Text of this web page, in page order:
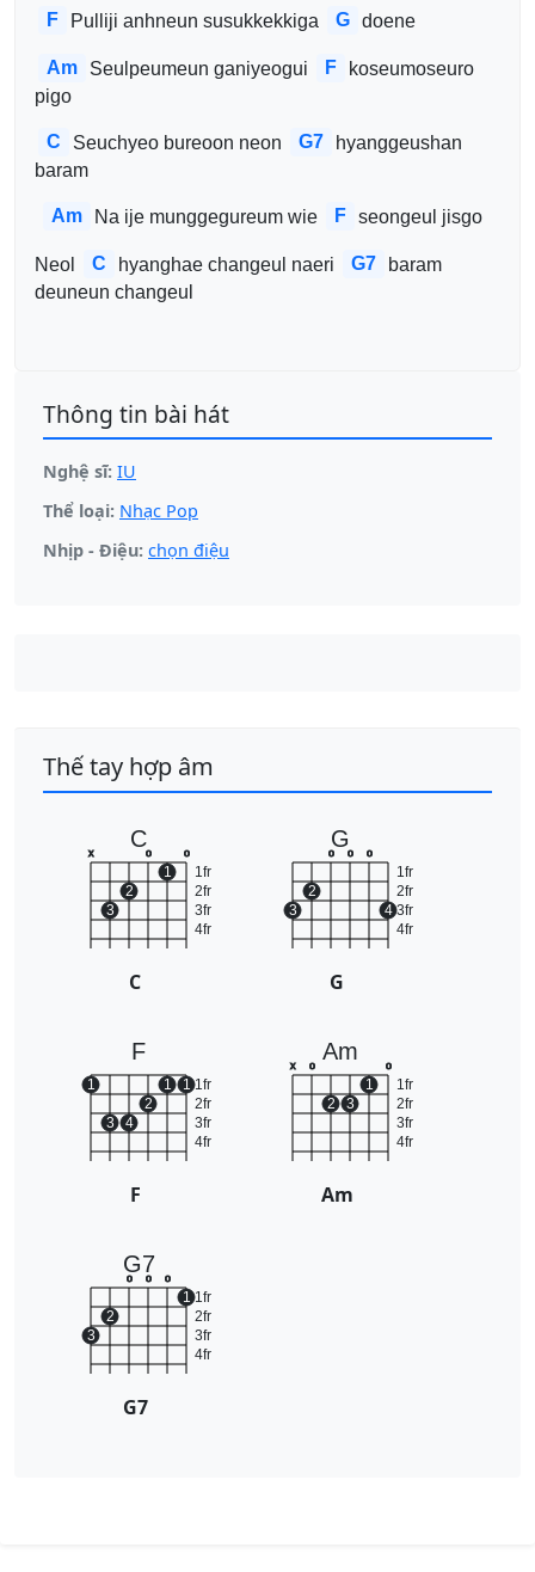
F Pulliji anhneun susukkekkiga G doene
Am Seulpeumeun ganiyeogui F
koseumoseuro
pigo
C Seuchyeo bureoon neon G7
hyanggeushan
baram
Am Na ije munggegureum wie F seongeul jisgo
Neol C hyanghae changeul naeri G7
baram
deuneun changeul
Thông tin bài hát
Nghệ sĩ: IU
Thể loại: Nhạc Pop
Nhịp - Điệu: chọn điệu
Thế tay hợp âm
C
1fr
2fr
3fr
4fr
x
3
2
o
1
o
C
G
1fr
2fr
3fr
4fr
3
2
o o o
4
G
F
1fr
2fr
3fr
4fr
1
3 4
2
1 1
F
Am
1fr
2fr
3fr
4fr
x o
2 3
1
o
Am
G7
1fr
2fr
3fr
4fr
3
2
o o o
1
G7